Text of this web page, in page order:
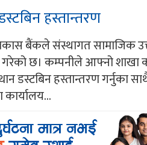
हस्तान्तरण
बैंकले संस्थागत सामाजिक
गरेको छ। कम्पनीले आफ्नो शाखा
डस्टबिन हस्तान्तरण गर्नुका